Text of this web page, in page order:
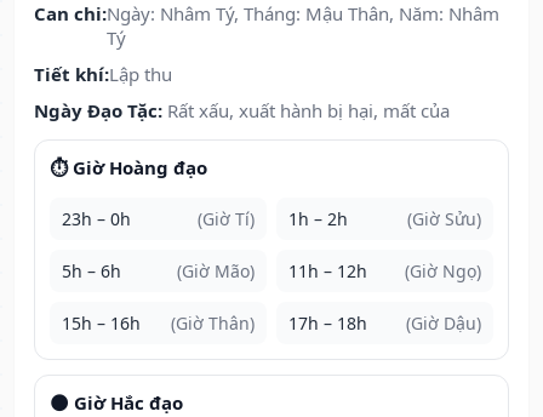
Can chi:Ngày: Nhâm Tý, Tháng: Mậu Thân, Năm: Nhâm
Tý
Tiết khí:Lập thu
Ngày Đạo Tặc: Rất xấu, xuất hành bị hại, mất của
⏱️ Giờ Hoàng đạo
23h – 0h (Giờ Tí) 1h – 2h (Giờ Sửu)
5h – 6h (Giờ Mão) 11h – 12h (Giờ Ngọ)
15h – 16h (Giờ Thân) 17h – 18h (Giờ Dậu)
🌑 Giờ Hắc đạo